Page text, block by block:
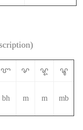
ꨞ ꨟ ꨠ ꨡ
bh m m mb